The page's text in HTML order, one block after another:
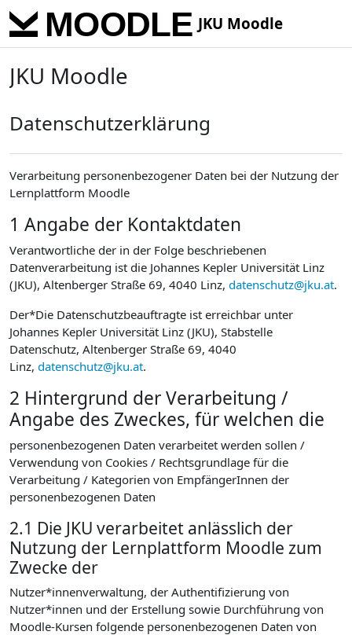
Skip to main content
JKU Moodle
JKU Moodle
Datenschutzerklärung
Verarbeitung personenbezogener Daten bei der Nutzung der
Lernplattform Moodle
1 Angabe der Kontaktdaten
Verantwortliche der in der Folge beschriebenen
Datenverarbeitung ist die Johannes Kepler Universität Linz
(JKU), Altenberger Straße 69, 4040 Linz, datenschutz@jku.at.
Der*Die Datenschutzbeauftragte ist erreichbar unter
Johannes Kepler Universität Linz (JKU), Stabstelle
Datenschutz, Altenberger Straße 69, 4040
Linz, datenschutz@jku.at.
2 Hintergrund der Verarbeitung /
Angabe des Zweckes, für welchen die
personenbezogenen Daten verarbeitet werden sollen /
Verwendung von Cookies / Rechtsgrundlage für die
Verarbeitung / Kategorien von EmpfängerInnen der
personenbezogenen Daten
2.1 Die JKU verarbeitet anlässlich der
Nutzung der Lernplattform Moodle zum
Zwecke der
Nutzer*innenverwaltung, der Authentifizierung von
Nutzer*innen und der Erstellung sowie Durchführung von
Moodle-Kursen folgende personenbezogenen Daten von